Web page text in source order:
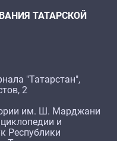
ТАТАРСКОЙ
"Татарстан",
2
им. Ш. Марджани
и
Республики